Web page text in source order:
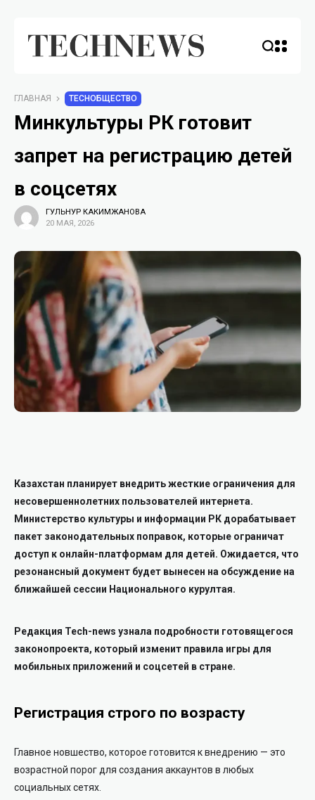
ГЛАВНАЯ TECHОБЩЕСТВО
Минкультуры РК готовит
запрет на регистрацию детей
в соцсетях
ГУЛЬНУР КАКИМЖАНОВА
20 МАЯ, 2026
Казахстан планирует внедрить жесткие ограничения для
несовершеннолетних пользователей интернета.
Министерство культуры и информации РК дорабатывает
пакет законодательных поправок, которые ограничат
доступ к онлайн-платформам для детей. Ожидается, что
резонансный документ будет вынесен на обсуждение на
ближайшей сессии Национального курултая.
Редакция Tech-news узнала подробности готовящегося
законопроекта, который изменит правила игры для
мобильных приложений и соцсетей в стране.
Регистрация строго по возрасту
Главное новшество, которое готовится к внедрению — это
возрастной порог для создания аккаунтов в любых
социальных сетях.